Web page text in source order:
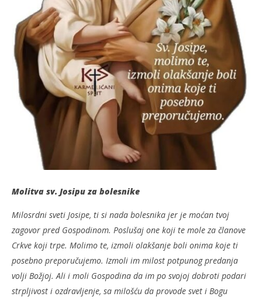
Molitva sv. Josipu za bolesnike
Milosrdni sveti Josipe, ti si nada bolesnika jer je moćan tvoj
zagovor pred Gospodinom. Poslušaj one koji te mole za članove
Crkve koji trpe. Molimo te, izmoli olakšanje boli onima koje ti
posebno preporučujemo. Izmoli im milost potpunog predanja
volji Božjoj. Ali i moli Gospodina da im po svojoj dobroti podari
strpljivost i ozdravljenje, sa milošću da provode svet i Bogu